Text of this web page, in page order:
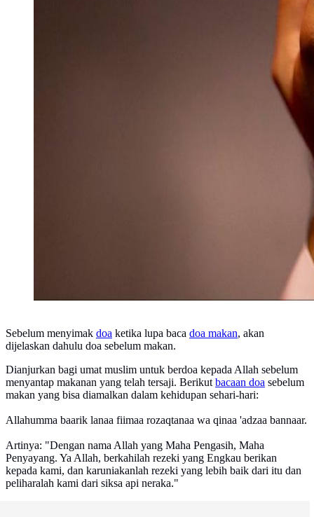
Sebelum menyimak doa ketika lupa baca doa makan, akan
dijelaskan dahulu doa sebelum makan.
Dianjurkan bagi umat muslim untuk berdoa kepada Allah sebelum
menyantap makanan yang telah tersaji. Berikut bacaan doa sebelum
makan yang bisa diamalkan dalam kehidupan sehari-hari:
Allahumma baarik lanaa fiimaa rozaqtanaa wa qinaa 'adzaa bannaar.
Artinya: "Dengan nama Allah yang Maha Pengasih, Maha
Penyayang. Ya Allah, berkahilah rezeki yang Engkau berikan
kepada kami, dan karuniakanlah rezeki yang lebih baik dari itu dan
peliharalah kami dari siksa api neraka."